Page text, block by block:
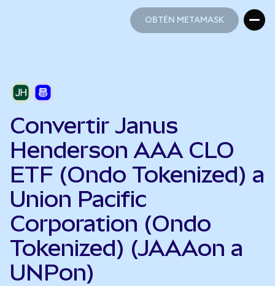
OBTÉN METAMASK
Convertir Janus
Henderson AAA CLO
ETF (Ondo Tokenized) a
Union Pacific
Corporation (Ondo
Tokenized) (JAAAon a
UNPon)